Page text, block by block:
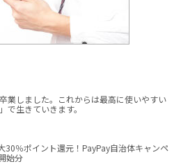
業しました。これからは最高に使いやすい
で生きていきます。
30％ポイント還元！PayPay自治体キャンペ
始分